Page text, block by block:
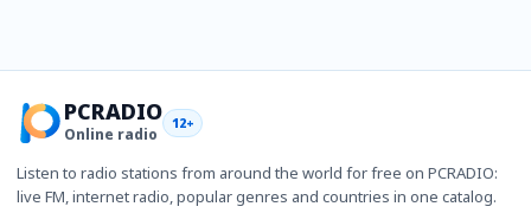
PCRADIO
Online radio
12+
Listen to radio stations from around the world for free on PCRADIO:
live FM, internet radio, popular genres and countries in one catalog.